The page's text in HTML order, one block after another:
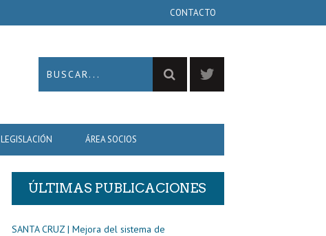
CONTACTO
LEGISLACIÓN ÁREA SOCIOS
ÚLTIMAS PUBLICACIONES
SANTA CRUZ | Mejora del sistema de